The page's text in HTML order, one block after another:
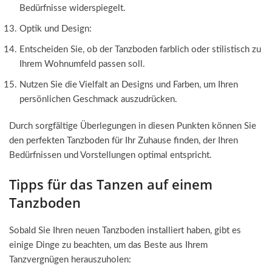
Bedürfnisse widerspiegelt.
Optik und Design:
Entscheiden Sie, ob der Tanzboden farblich oder stilistisch zu
Ihrem Wohnumfeld passen soll.
Nutzen Sie die Vielfalt an Designs und Farben, um Ihren
persönlichen Geschmack auszudrücken.
Durch sorgfältige Überlegungen in diesen Punkten können Sie
den perfekten Tanzboden für Ihr Zuhause finden, der Ihren
Bedürfnissen und Vorstellungen optimal entspricht.
Tipps für das Tanzen auf einem
Tanzboden
Sobald Sie Ihren neuen Tanzboden installiert haben, gibt es
einige Dinge zu beachten, um das Beste aus Ihrem
Tanzvergnügen herauszuholen: